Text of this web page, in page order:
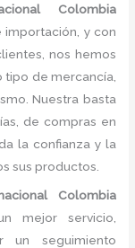
Colombia
y con
nos hemos
de mercancía,
Nuestra basta
de compras en
la confianza y la
sus productos.
Colombia
mejor servicio,
un seguimiento